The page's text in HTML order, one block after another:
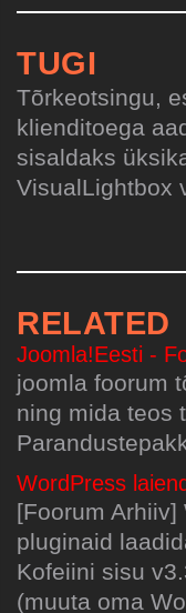
TUGI
Tõrkeotsingu,
klienditoega
sisaldaks
VisualLightbox
RELATED
Joomla!Eesti -
joomla foorum
ning mida teos
WordPress
[Foorum
pluginaid
Kofeiini sisu
(muuta oma